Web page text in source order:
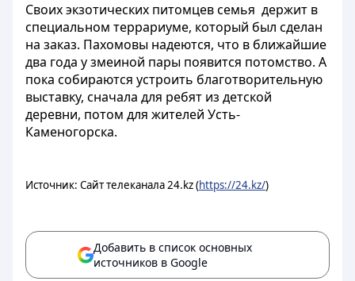
Своих экзотических питомцев семья держит в
специальном террариуме, который был сделан
на заказ. Пахомовы надеются, что в ближайшие
два года у змеиной пары появится потомство. А
пока собираются устроить благотворительную
выставку, сначала для ребят из детской
деревни, потом для жителей Усть-
Каменогорска.
Источник: Сайт телеканала 24.kz (https://24.kz/)
Добавить в список основных
источников в Google